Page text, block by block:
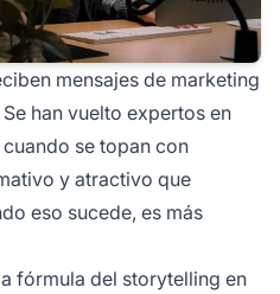
mensajes de marketing
han vuelto expertos en
se topan con
y atractivo que
eso sucede, es más
fórmula del storytelling en